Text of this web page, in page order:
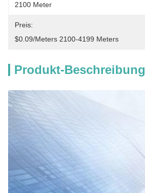
2100 Meter
Preis:
$0.09/meters 2100-4199 Meters
Produkt-Beschreibung